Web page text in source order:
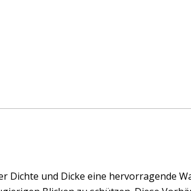
Dichte und Dicke eine hervorragende